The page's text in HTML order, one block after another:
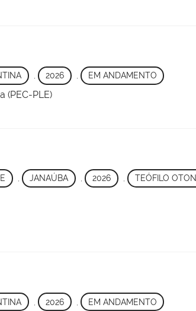
, 2026 , EM ANDAMENTO
(PEC-PLE)
, JANAÚBA 2026 TEÓFILO OTONI
2026 EM ANDAMENTO